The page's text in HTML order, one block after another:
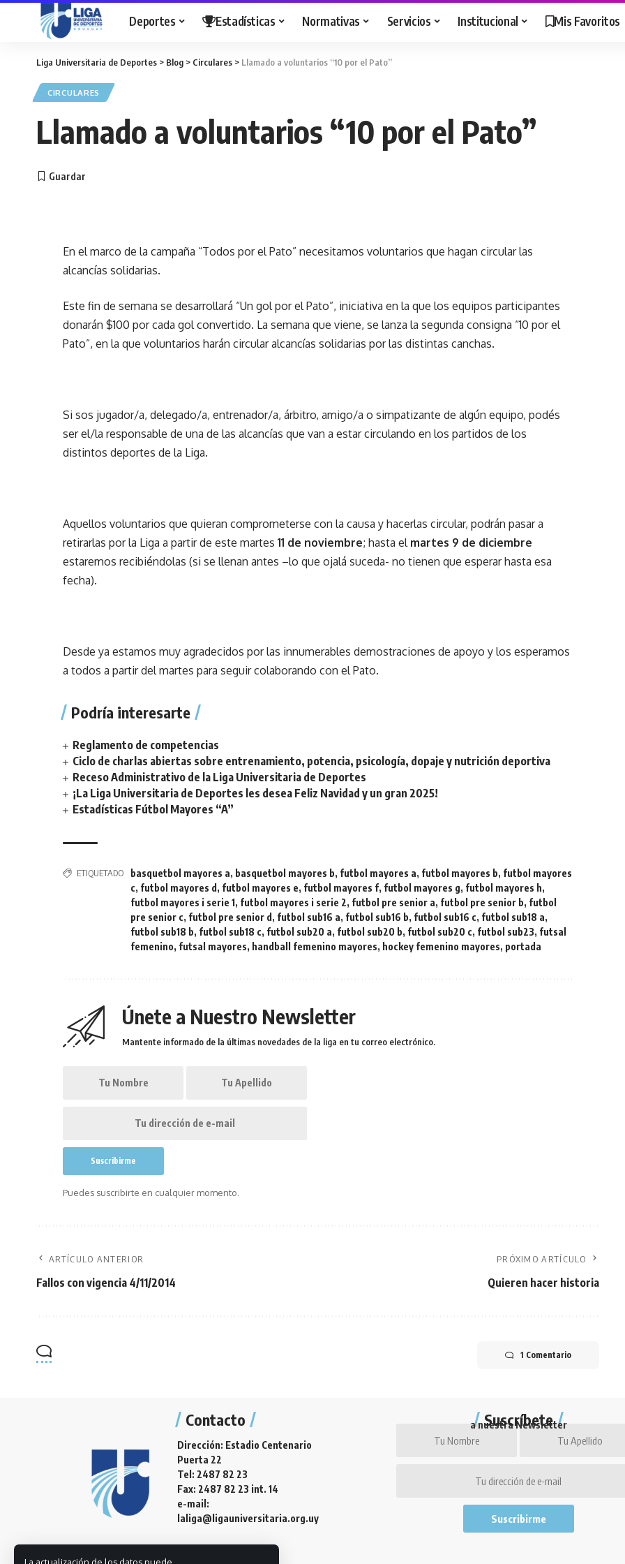
Deportes Estadísticas Normativas Servicios Institucional Mis Favoritos
Liga Universitaria de Deportes > Blog > Circulares > Llamado a voluntarios “10 por el Pato”
CIRCULARES
Llamado a voluntarios “10 por el Pato”
En el marco de la campaña “Todos por el Pato” necesitamos voluntarios que hagan circular las
alcancías solidarias.
Este fin de semana se desarrollará “Un gol por el Pato”, iniciativa en la que los equipos participantes
donarán $100 por cada gol convertido. La semana que viene, se lanza la segunda consigna “10 por el
Pato”, en la que voluntarios harán circular alcancías solidarias por las distintas canchas.
Si sos jugador/a, delegado/a, entrenador/a, árbitro, amigo/a o simpatizante de algún equipo, podés
ser el/la responsable de una de las alcancías que van a estar circulando en los partidos de los
distintos deportes de la Liga.
Aquellos voluntarios que quieran comprometerse con la causa y hacerlas circular, podrán pasar a
retirarlas por la Liga a partir de este martes11 de noviembre; hasta el martes 9 de diciembre
estaremos recibiéndolas (si se llenan antes –lo que ojalá suceda- no tienen que esperar hasta esa
fecha).
Desde ya estamos muy agradecidos por las innumerables demostraciones de apoyo y los esperamos
a todos a partir del martes para seguir colaborando con el Pato.
Podría interesarte
Reglamento de competencias
Ciclo de charlas abiertas sobre entrenamiento, potencia, psicología, dopaje y nutrición deportiva
Receso Administrativo de la Liga Universitaria de Deportes
¡La Liga Universitaria de Deportes les desea Feliz Navidad y un gran 2025!
Estadísticas Fútbol Mayores “A”
ETIQUETADO basquetbol mayores a, basquetbol mayores b, futbol mayores a, futbol mayores b, futbol mayores
c, futbol mayores d , futbol mayores e, futbol mayores f, futbol mayores g, futbol mayores h,
futbol mayores i serie 1, futbol mayores i serie 2, futbol pre senior a, futbol pre senior b, futbol
pre senior c, futbol pre senior d , futbol sub16 a, futbol sub16 b, futbol sub16 c, futbol sub18 a,
futbol sub18 b, futbol sub18 c, futbol sub20 a, futbol sub20 b, futbol sub20 c, futbol sub23, futsal
femenino, futsal mayores, handball femenino mayores, hockey femenino mayores, portada
Únete a Nuestro Newsletter
Mantente informado de la últimas novedades de la liga en tu correo electrónico.
Puedes suscribirte en cualquier momento.
ARTÍCULO ANTERIOR
Fallos con vigencia 4/11/2014
PRÓXIMO ARTÍCULO
Quieren hacer historia
1 Comentario
Contacto
Dirección: Estadio Centenario
Puerta 22
Tel: 2487 82 23
Fax: 2487 82 23 int. 14
e-mail:
laliga@ligauniversitaria.org.uy
Suscríbete
a nuestra Newsletter